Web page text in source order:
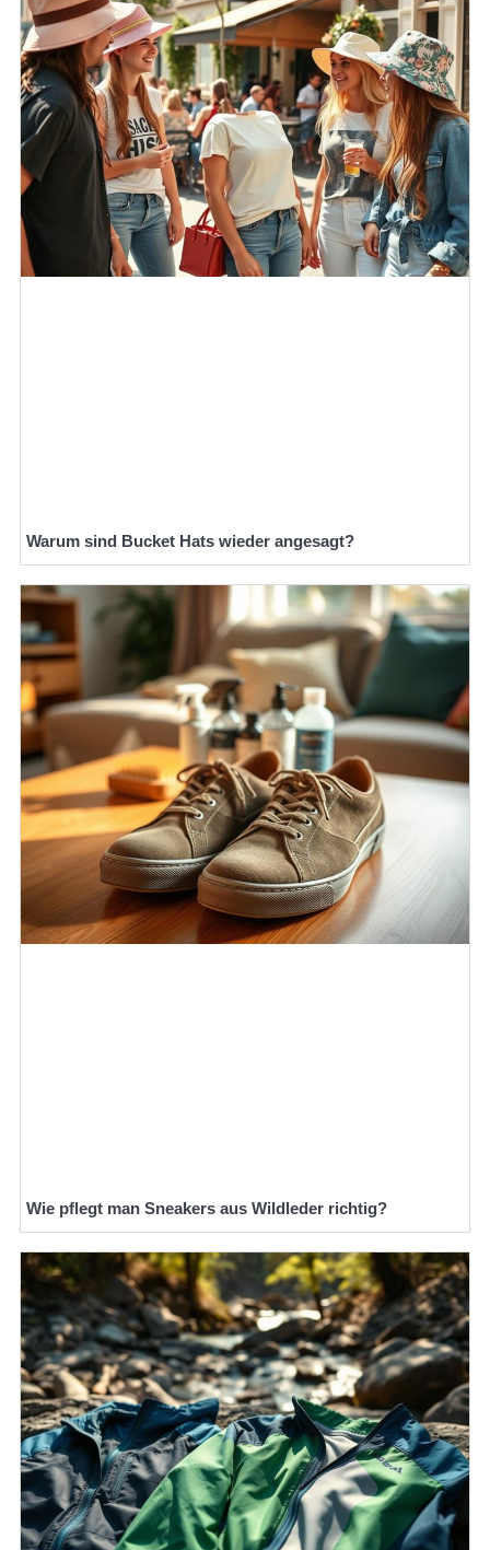
Warum sind Bucket Hats wieder angesagt?
Wie pflegt man Sneakers aus Wildleder richtig?